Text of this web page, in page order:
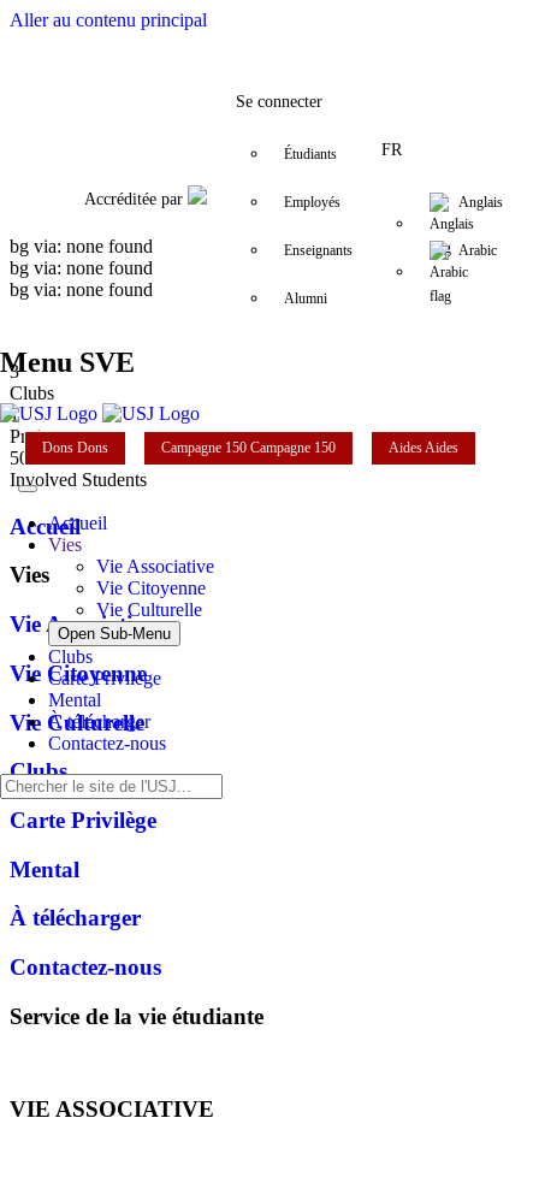
Aller au contenu principal
FacebookTwitter
Accréditée par
Se connecter
Étudiants
Employés
Enseignants
Alumni
FR
Anglais
Arabic
Menu SVE
Dons Dons Campagne 150 Campagne 150 AidesAides
Accueil
Vies
Vie Associative
Vie Citoyenne
Vie Culturelle
Open Sub-Menu
Clubs
Carte Privilège
Mental
À télécharger
Contactez-nous
bg via: none found
bg via: none found
bg via: none found
3
Clubs
1
Projects
500
Involved Students
Accueil
Vies
Vie Associative
Vie Citoyenne
Vie Culturelle
Clubs
Carte Privilège
Mental
À télécharger
Contactez-nous
Service de la vie étudiante
VIE ASSOCIATIVE